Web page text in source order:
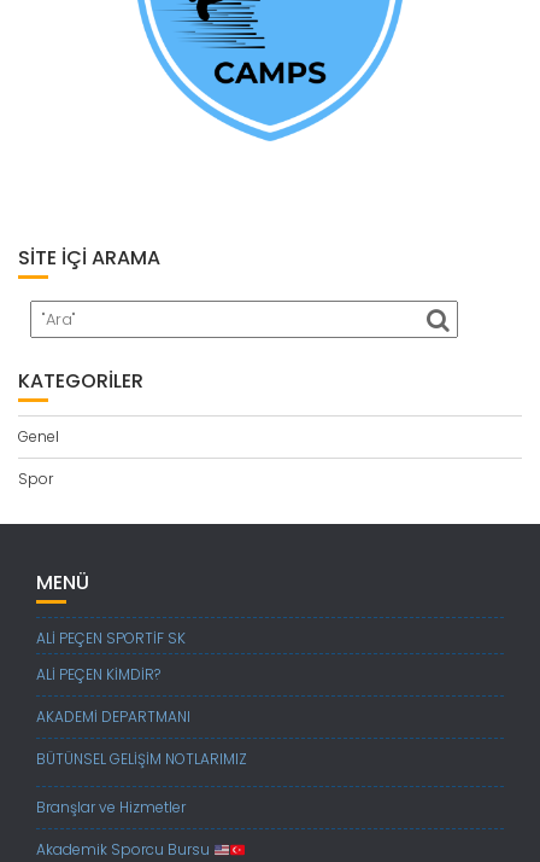
SITE İÇI ARAMA
KATEGORILER
Genel
Spor
MENÜ
ALİ PEÇEN SPORTİF SK
ALİ PEÇEN KİMDİR?
AKADEMİ DEPARTMANI
BÜTÜNSEL GELİŞİM NOTLARIMIZ
Branşlar ve Hizmetler
Akademik Sporcu Bursu